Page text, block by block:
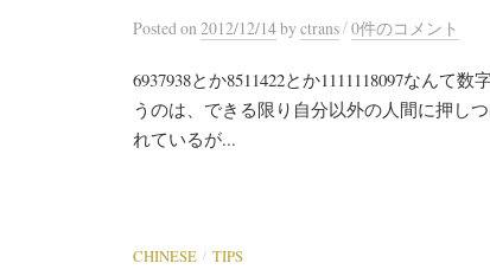
Postedon 2012/12/14by ctrans/0件のコメント
6937938とか8511422とか1111118097なん
うのは、できる限り自分以外の人間に押し
れているが...
CHINESE / TIPS